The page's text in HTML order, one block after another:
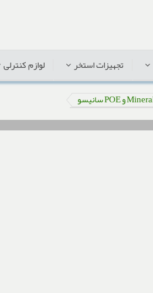
تجهیزات استخر لوازم کنترلی